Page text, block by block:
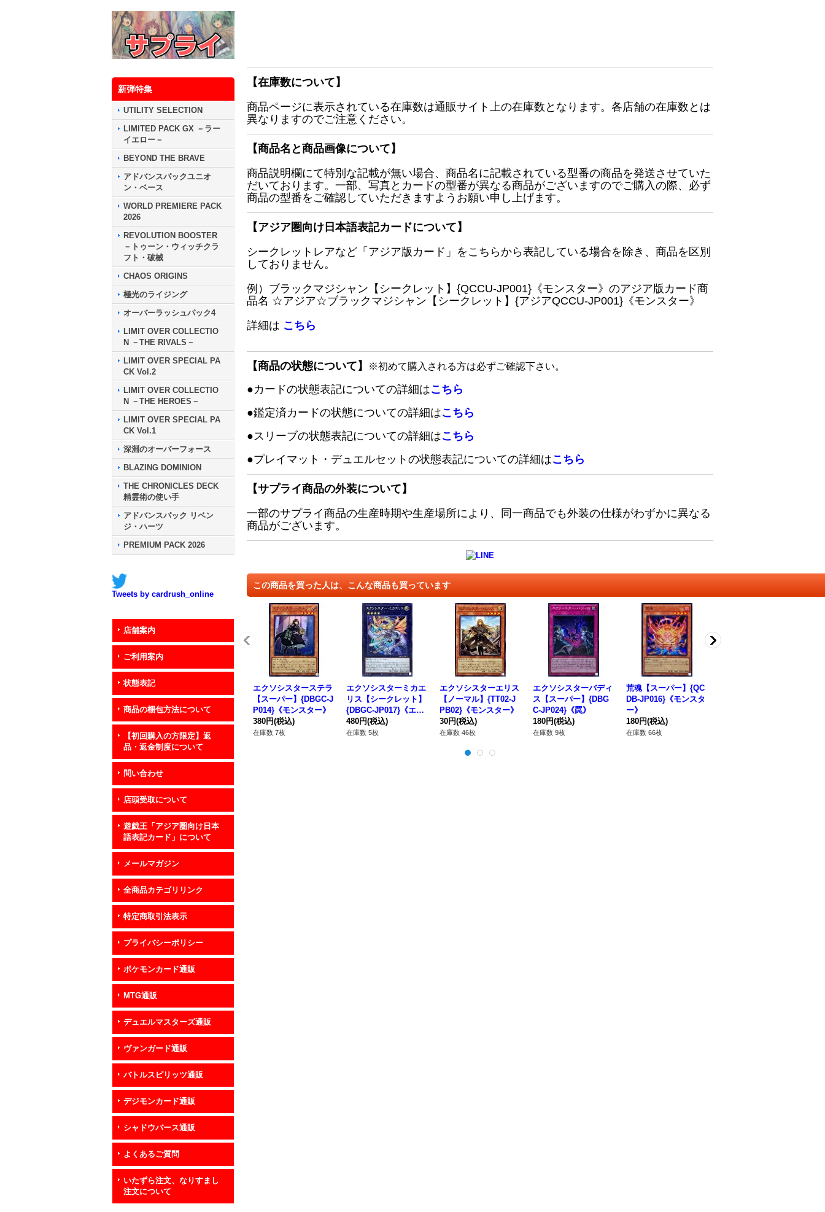
新弾特集
UTILITY SELECTION
LIMITED PACK GX －ラー
イエロー－
BEYOND THE BRAVE
アドバンスパックユニオ
ン・ベース
WORLD PREMIERE PACK
2026
REVOLUTION BOOSTER
－トゥーン・ウィッチクラ
フト・破械
CHAOS ORIGINS
極光のライジング
オーバーラッシュパック4
LIMIT OVER COLLECTIO
N －THE RIVALS－
LIMIT OVER SPECIAL PA
CK Vol.2
LIMIT OVER COLLECTIO
N －THE HEROES－
LIMIT OVER SPECIAL PA
CK Vol.1
深淵のオーバーフォース
BLAZING DOMINION
THE CHRONICLES DECK
精霊術の使い手
アドバンスパック リベン
ジ・ハーツ
PREMIUM PACK 2026
Tweets by cardrush_online
店舗案内
ご利用案内
状態表記
商品の梱包方法について
【初回購入の方限定】返
品・返金制度について
問い合わせ
店頭受取について
遊戯王「アジア圏向け日本
語表記カード」について
メールマガジン
全商品カテゴリリンク
特定商取引法表示
プライバシーポリシー
ポケモンカード通販
MTG通販
デュエルマスターズ通販
ヴァンガード通販
バトルスピリッツ通販
デジモンカード通販
シャドウバース通販
よくあるご質問
いたずら注文、なりすまし
注文について
【在庫数について】
商品ページに表示されている在庫数は通販サイト上の在庫数となります。各店舗の在庫数とは
異なりますのでご注意ください。
【商品名と商品画像について】
商品説明欄にて特別な記載が無い場合、商品名に記載されている型番の商品を発送させていた
だいております。一部、写真とカードの型番が異なる商品がございますのでご購入の際、必ず
商品の型番をご確認していただきますようお願い申し上げます。
【アジア圏向け日本語表記カードについて】
シークレットレアなど「アジア版カード」をこちらから表記している場合を除き、商品を区別
しておりません。
例）ブラックマジシャン【シークレット】{QCCU-JP001}《モンスター》のアジア版カード商
品名 ☆アジア☆ブラックマジシャン【シークレット】{アジアQCCU-JP001}《モンスター》
詳細は こちら
【商品の状態について】 ※初めて購入される方は必ずご確認下さい。
●カードの状態表記についての詳細はこちら
●鑑定済カードの状態についての詳細はこちら
●スリーブの状態表記についての詳細はこちら
●プレイマット・デュエルセットの状態表記についての詳細はこちら
【サプライ商品の外装について】
一部のサプライ商品の生産時期や生産場所により、同一商品でも外装の仕様がわずかに異なる
商品がございます。
この商品を買った人は、こんな商品も買っています
エクソシスターステラ
【スーパー】{DBGC-J
P014}《モンスター》
380円(税込)
在庫数 7枚
エクソシスターミカエ
リス【シークレット】
{DBGC-JP017}《エク
シーズ》
480円(税込)
在庫数 5枚
エクソシスターエリス
【ノーマル】{TT02-J
PB02}《モンスター》
30円(税込)
在庫数 46枚
エクソシスターバディ
ス【スーパー】{DBG
C-JP024}《罠》
180円(税込)
在庫数 9枚
荒魂【スーパー】{QC
DB-JP016}《モンスタ
ー》
180円(税込)
在庫数 66枚